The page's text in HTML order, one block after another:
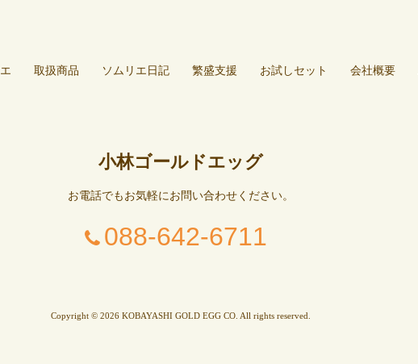
取扱商品 ソムリエ日記 繁盛支援 お試しセット 会社概要
小林ゴールドエッグ
お電話でもお気軽にお問い合わせください。
088-642-6711
Copyright © 2026 KOBAYASHI GOLD EGG CO. All rights reserved.